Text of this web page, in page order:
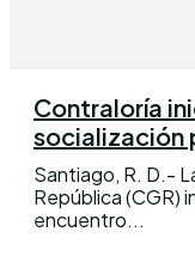
Contraloría
socialización
Santiago, R. D.-
República (CGR)
encuentro...